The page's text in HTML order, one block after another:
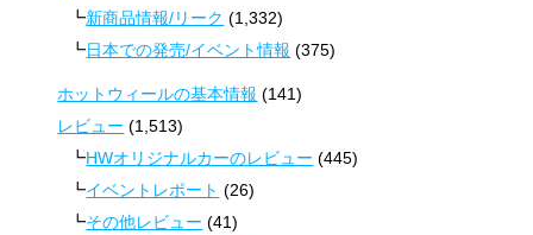
新商品情報/リーク (1,332)
日本での発売/イベント情報 (375)
ホットウィールの基本情報 (141)
レビュー (1,513)
HWオリジナルカーのレビュー (445)
イベントレポート (26)
その他レビュー (41)